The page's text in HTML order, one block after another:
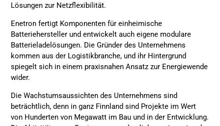
Lösungen zur Netzflexibilität.
Enetron fertigt Komponenten für einheimische
Batteriehersteller und entwickelt auch eigene modulare
Batterieladelösungen. Die Gründer des Unternehmens
kommen aus der Logistikbranche, und ihr Hintergrund
spiegelt sich in einem praxisnahen Ansatz zur Energiewende
wider.
Die Wachstumsaussichten des Unternehmens sind
beträchtlich, denn in ganz Finnland sind Projekte im Wert
von Hunderten von Megawatt im Bau und in der Entwicklung.